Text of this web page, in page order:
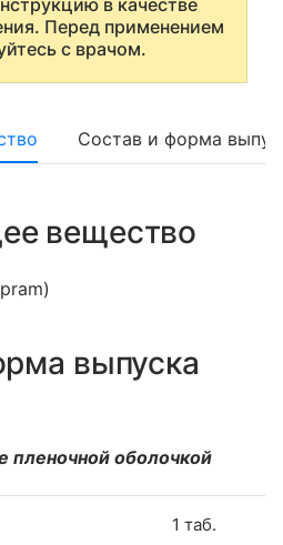
в качестве
Перед применением
с врачом.
Состав и форма
вещество
выпуска
пленочной оболочкой
1 таб.